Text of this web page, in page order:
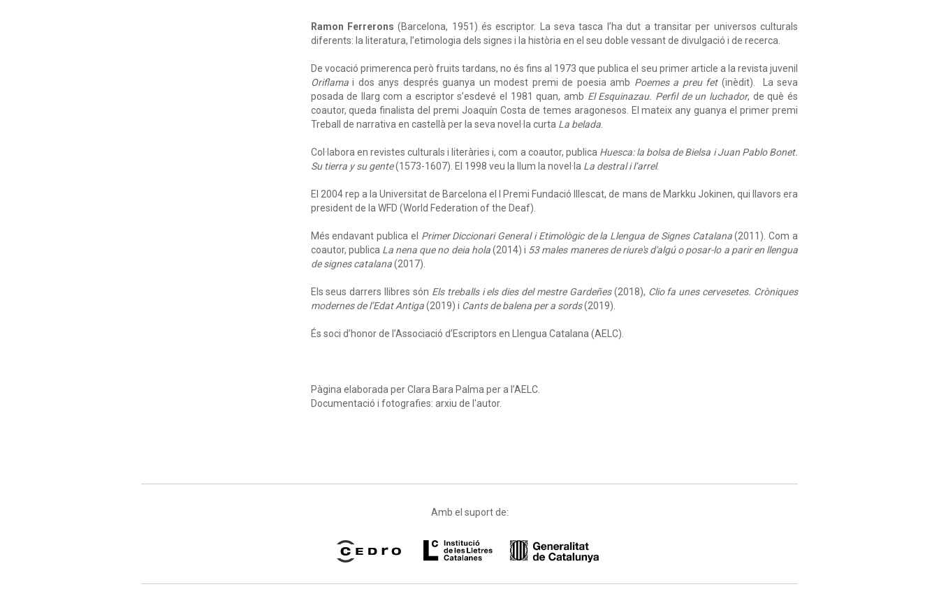
Ramon Ferrerons (Barcelona, 1951) és escriptor. La seva tasca l’ha dut a transitar per universos culturals
diferents: la literatura, l’etimologia dels signes i la història en el seu doble vessant de divulgació i de recerca.
De vocació primerenca però fruits tardans, no és fins al 1973 que publica el seu primer article a la revista juvenil
Oriflamai dos anys després guanya un modest premi de poesia amb Poemes a preu fet (inèdit). La seva
posada de llarg com a escriptor s’esdevé el 1981 quan, amb El Esquinazau. Perfil de un luchador, de què és
coautor, queda finalista del premi Joaquín Costa de temes aragonesos. El mateix any guanya el primer premi
Treball de narrativa en castellà per la seva novel·la curta La belada.
Col·labora en revistes culturals i literàries i, com a coautor, publica Huesca: la bolsa de Bielsa i Juan Pablo Bonet.
Su tierra y su gente(1573-1607). El 1998 veu la llum la novel·la La destral i l’arrel.
El 2004 rep a la Universitat de Barcelona el I Premi Fundació Illescat, de mans de Markku Jokinen, qui llavors era
president de la WFD (World Federation of the Deaf).
Més endavant publica el Primer Diccionari General i Etimològic de la Llengua de Signes Catalana(2011). Com a
coautor, publica La nena que no deia hola(2014) i 53 males maneres de riure's d'algú o posar-lo a parir en llengua
de signes catalana(2017).
Els seus darrers llibres són Els treballs i els dies del mestre Gardeñes(2018), Clio fa unes cervesetes. Cròniques
modernes de l’Edat Antiga(2019) i Cants de balena per a sords(2019).
És soci d’honor de l’Associació d’Escriptors en Llengua Catalana (AELC).
Pàgina elaborada per Clara Bara Palma per a l’AELC.
Documentació i fotografies: arxiu de l'autor.
Amb el suport de: